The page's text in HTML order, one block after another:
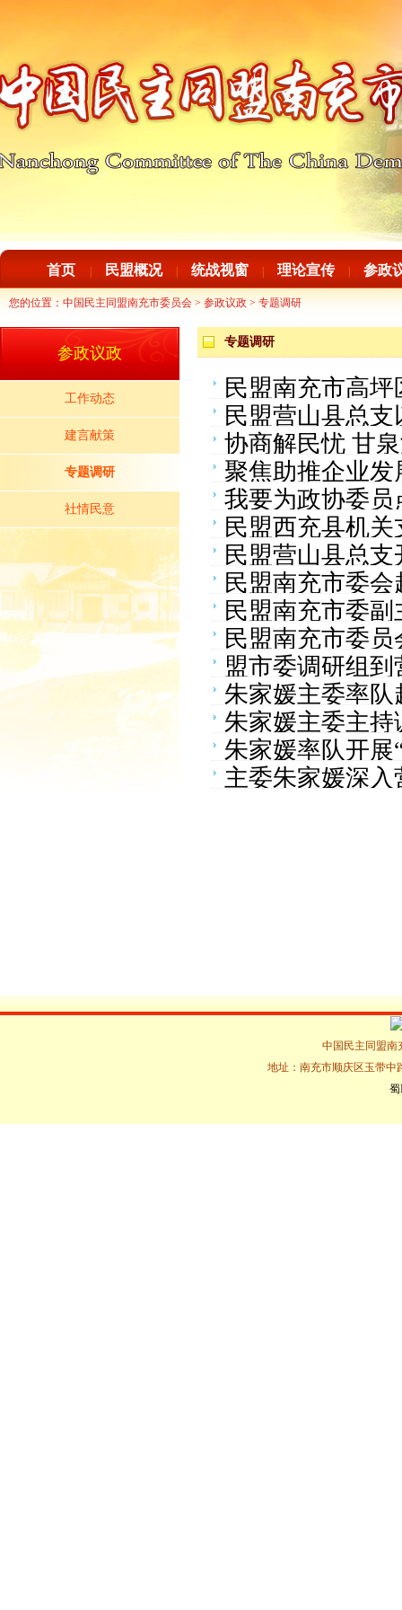
首页 民盟概况 统战视窗 理论宣传 参政
您的位置： 中国民主同盟南充市委员会 > 参政议政 > 专题调研
参政议政
工作动态
建言献策
专题调研
社情民意
专题调研
民盟南充市高
活动
民盟营山县总
协商解民忧 甘
聚焦助推企业
我要为政协委员
民盟西充县机
民盟营山县总
民盟南充市委
研
民盟南充市委
民盟南充市委
题调研
盟市委调研组
朱家媛主委率
朱家媛主委主
法》
朱家媛率队开展
主委朱家媛深
中国民主同盟南
地址：南充市顺庆区玉带中
蜀